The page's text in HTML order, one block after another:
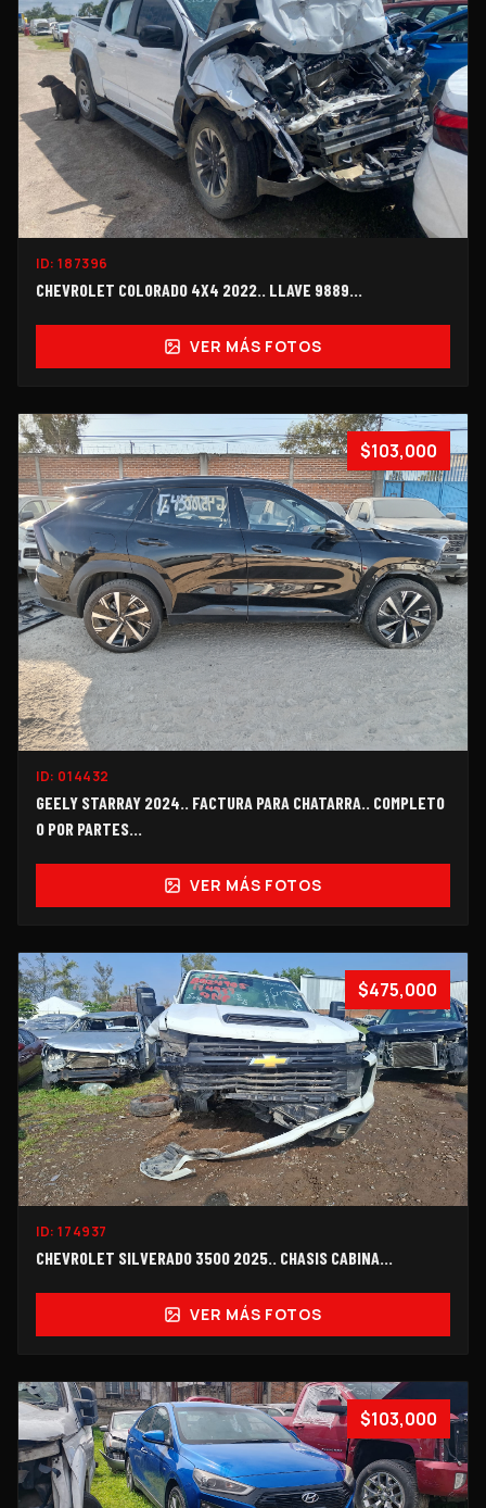
ID:187396
CHEVROLET COLORADO 4X4 2022.. LLAVE 9889...
VER MÁS FOTOS
$103,000
ID: 014432
GEELY STARRAY 2024.. FACTURA PARA CHATARRA.. COMPLETO
O POR PARTES...
VER MÁS FOTOS
$475,000
ID:174937
CHEVROLET SILVERADO 3500 2025.. CHASIS CABINA…
VER MÁS FOTOS
$103,000